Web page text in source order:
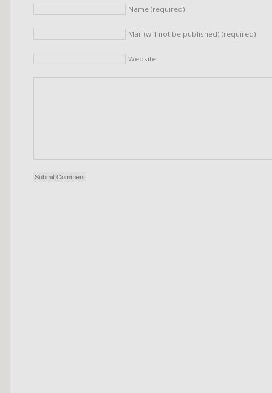
Name (required)
Mail (will not be published) (required)
Website